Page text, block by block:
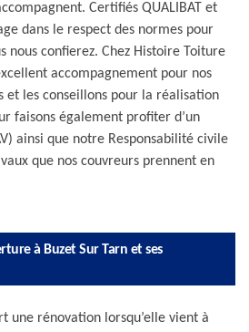
Certifiés QUALIBAT et
dans le respect des normes pour
nous confierez. Chez Histoire Toiture
accompagnement pour nos
et les conseillons pour la réalisation
faisons également profiter d’un
ainsi que notre Responsabilité civile
que nos couvreurs prennent en
à Buzet Sur Tarn et ses
une rénovation lorsqu’elle vient à